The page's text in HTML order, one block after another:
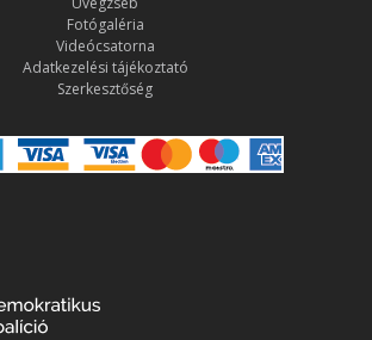
Fotógaléria
Videócsatorna
Adatkezelési tájékoztató
Szerkesztőség